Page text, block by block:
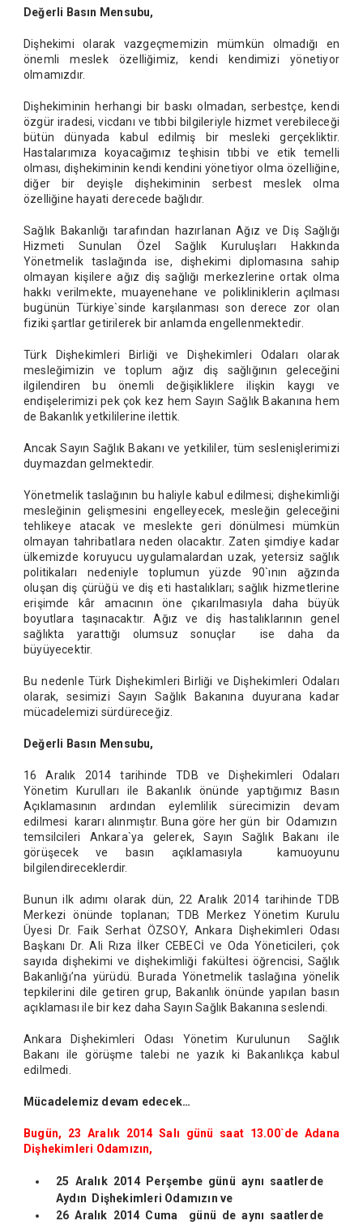
Değerli Basın Mensubu,
Dişhekimi olarak vazgeçmemizin mümkün olmadığı en
önemli meslek özelliğimiz, kendi kendimizi yönetiyor
olmamızdır.
Dişhekiminin herhangi bir baskı olmadan, serbestçe, kendi
özgür iradesi, vicdanı ve tıbbi bilgileriyle hizmet verebileceği
bütün dünyada kabul edilmiş bir mesleki gerçekliktir.
Hastalarımıza koyacağımız teşhisin tıbbi ve etik temelli
olması, dişhekiminin kendi kendini yönetiyor olma özelliğine,
diğer bir deyişle dişhekiminin serbest meslek olma
özelliğine hayati derecede bağlıdır.
Sağlık Bakanlığı tarafından hazırlanan Ağız ve Diş Sağlığı
Hizmeti Sunulan Özel Sağlık Kuruluşları Hakkında
Yönetmelik taslağında ise, dişhekimi diplomasına sahip
olmayan kişilere ağız diş sağlığı merkezlerine ortak olma
hakkı verilmekte, muayenehane ve polikliniklerin açılması
bugünün Türkiye`sinde karşılanması son derece zor olan
fiziki şartlar getirilerek bir anlamda engellenmektedir.
Türk Dişhekimleri Birliği ve Dişhekimleri Odaları olarak
mesleğimizin ve toplum ağız diş sağlığının geleceğini
ilgilendiren bu önemli değişikliklere ilişkin kaygı ve
endişelerimizi pek çok kez hem Sayın Sağlık Bakanına hem
de Bakanlık yetkililerine ilettik.
Ancak Sayın Sağlık Bakanı ve yetkililer, tüm seslenişlerimizi
duymazdan gelmektedir.
Yönetmelik taslağının bu haliyle kabul edilmesi; dişhekimliği
mesleğinin gelişmesini engelleyecek, mesleğin geleceğini
tehlikeye atacak ve meslekte geri dönülmesi mümkün
olmayan tahribatlara neden olacaktır. Zaten şimdiye kadar
ülkemizde koruyucu uygulamalardan uzak, yetersiz sağlık
politikaları nedeniyle toplumun yüzde 90`ının ağzında
oluşan diş çürüğü ve diş eti hastalıkları; sağlık hizmetlerine
erişimde kâr amacının öne çıkarılmasıyla daha büyük
boyutlara taşınacaktır. Ağız ve diş hastalıklarının genel
sağlıkta yarattığı olumsuz sonuçlar ise daha da
büyüyecektir.
Bu nedenle Türk Dişhekimleri Birliği ve Dişhekimleri Odaları
olarak, sesimizi Sayın Sağlık Bakanına duyurana kadar
mücadelemizi sürdüreceğiz.
Değerli Basın Mensubu,
16 Aralık 2014 tarihinde TDB ve Dişhekimleri Odaları
Yönetim Kurulları ile Bakanlık önünde yaptığımız Basın
Açıklamasının ardından eylemlilik sürecimizin devam
edilmesi kararı alınmıştır. Buna göre her gün bir Odamızın
temsilcileri Ankara`ya gelerek, Sayın Sağlık Bakanı ile
görüşecek ve basın açıklamasıyla kamuoyunu
bilgilendireceklerdir.
Bunun ilk adımı olarak dün, 22 Aralık 2014 tarihinde TDB
Merkezi önünde toplanan; TDB Merkez Yönetim Kurulu
Üyesi Dr. Faik Serhat ÖZSOY, Ankara Dişhekimleri Odası
Başkanı Dr. Ali Rıza İlker CEBECİ ve Oda Yöneticileri, çok
sayıda dişhekimi ve dişhekimliği fakültesi öğrencisi, Sağlık
Bakanlığı’na yürüdü. Burada Yönetmelik taslağına yönelik
tepkilerini dile getiren grup, Bakanlık önünde yapılan basın
açıklaması ile bir kez daha Sayın Sağlık Bakanına seslendi.
Ankara Dişhekimleri Odası Yönetim Kurulunun Sağlık
Bakanı ile görüşme talebi ne yazık ki Bakanlıkça kabul
edilmedi.
Mücadelemiz devam edecek…
Bugün, 23 Aralık 2014 Salı günü saat 13.00`de Adana
Dişhekimleri Odamızın,
25 Aralık 2014 Perşembe günü aynı saatlerde
Aydın Dişhekimleri Odamızın ve
26 Aralık 2014 Cuma günü de aynı saatlerde